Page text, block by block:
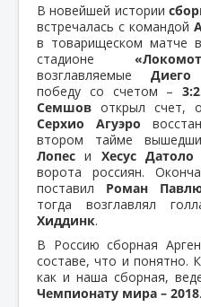
В новейшей истории
встречалась с командой
в товарищеском матче
стадионе
возглавляемые Диего
победу со счетом – 3:2
Семшов открыл счет,
Серхио Агуэро
втором тайме
Лопес и Хесус Датоло
ворота россиян.
поставил Роман
тогда возглавлял
Хиддинк.
В Россию сборная
составе, что и понятно.
как и наша сборная,
Чемпионату мира – 2018.